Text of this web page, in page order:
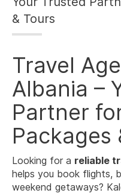
& Tours
Travel
Albania –
Partner
Packages
Looking for a reliable
helps you book flights,
weekend getaways?